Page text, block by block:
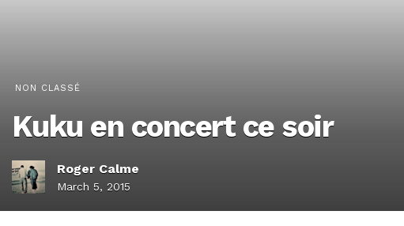
NON CLASSÉ
Kuku en concert ce soir
Roger Calme
March 5, 2015